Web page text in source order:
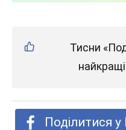
Тисни
Поділитися